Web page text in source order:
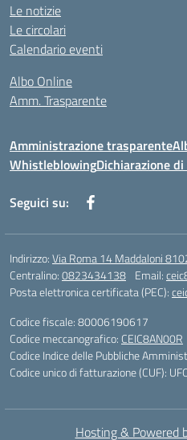
Le notizie
Le circolari
Calendario eventi
Albo Online
Amm. Trasparente
Amministrazione trasparente
WhistleblowingDichiarazione
Seguici su:
Indirizzo:Via Roma 14 Maddaloni
Centralino:0823434138 Email:
Posta elettronica certificata (PEC):
Codice fiscale: 80006190617
Codice meccanografico: CEIC8AN00R
Codice Indice delle Pubbliche
Codice unico di fatturazione (CUF):
Hosting & Powered